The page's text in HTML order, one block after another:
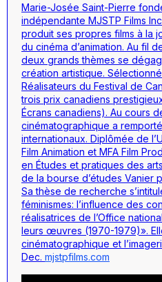
Marie-Josée Saint-Pierre
indépendante MJSTP Films
produit ses propres films à la
du cinéma d’animation. Au fil
deux grands thèmes se
création artistique.
Réalisateurs du Festival de
trois prix canadiens
Écrans canadiens). Au cours
cinématographique a
internationaux. Diplômée de
Film Animation et MFA Film
en Études et pratiques des
de la bourse d’études Vanier
Sa thèse de recherche
féminismes: l’influence des
réalisatrices de l’Office
leurs œuvres (1970-1979)».
cinématographique et
Dec. mjstpfilms.com